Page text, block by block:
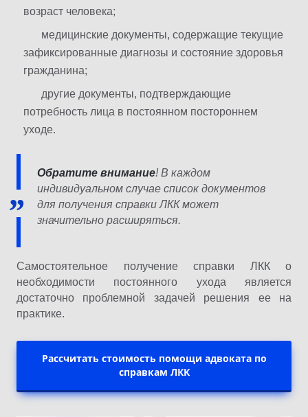
возраст человека;
медицинские документы, содержащие текущие
зафиксированные диагнозы и состояние здоровья
гражданина;
другие документы, подтверждающие
потребность лица в постоянном постороннем
уходе.
Обратите внимание! В каждом
индивидуальном случае список документов
для получения справки ЛКК может
значительно расширяться.
Самостоятельное получение справки ЛКК о
необходимости постоянного ухода является
достаточно проблемной задачей решения ее на
практике.
Рассчитать стоимость помощи адвоката по
справкам ЛКК